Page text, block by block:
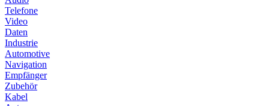
Telefone
Video
Daten
Industrie
Automotive
Navigation
Empfänger
Zubehör
Kabel